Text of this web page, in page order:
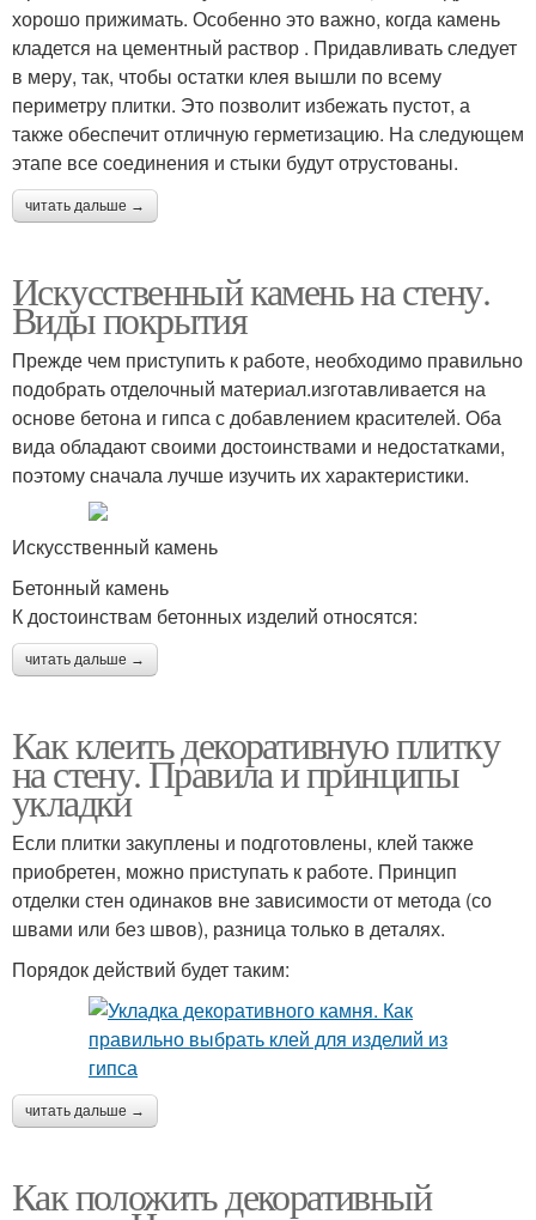
хорошо прижимать. Особенно это важно, когда камень
кладется на цементный раствор . Придавливать следует
в меру, так, чтобы остатки клея вышли по всему
периметру плитки. Это позволит избежать пустот, а
также обеспечит отличную герметизацию. На следующем
этапе все соединения и стыки будут отрустованы.
читать дальше →
Искусственный камень на стену.
Виды покрытия
Прежде чем приступить к работе, необходимо правильно
подобрать отделочный материал.изготавливается на
основе бетона и гипса с добавлением красителей. Оба
вида обладают своими достоинствами и недостатками,
поэтому сначала лучше изучить их характеристики.
Искусственный камень
Бетонный камень
К достоинствам бетонных изделий относятся:
читать дальше →
Как клеить декоративную плитку
на стену. Правила и принципы
укладки
Если плитки закуплены и подготовлены, клей также
приобретен, можно приступать к работе. Принцип
отделки стен одинаков вне зависимости от метода (со
швами или без швов), разница только в деталях.
Порядок действий будет таким:
читать дальше →
Как положить декоративный